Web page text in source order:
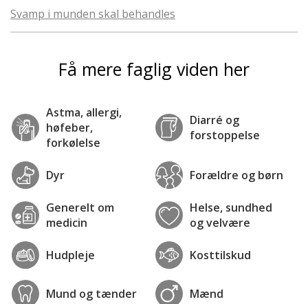
Svamp i munden skal behandles
Få mere faglig viden her
Astma, allergi,
høfeber,
forkølelse
Diarré og
forstoppelse
Dyr Forældre og børn
Generelt om
medicin
Helse, sundhed
og velvære
Hudpleje Kosttilskud
Mund og tænder Mænd